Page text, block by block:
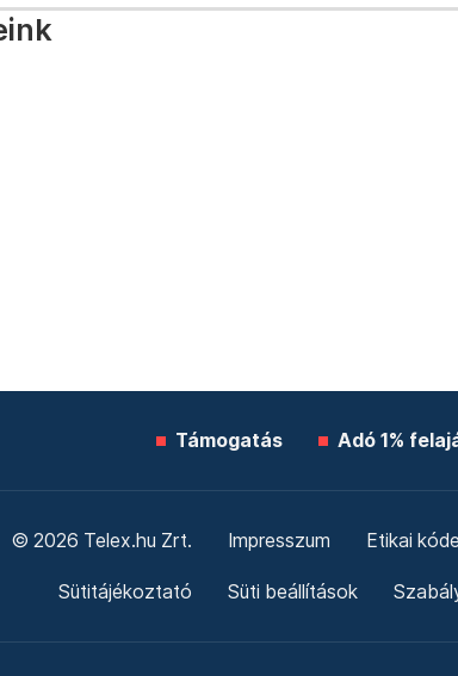
Támogatás Adó 1%
© 2026 Telex.hu Zrt. Impresszum Etikai
Sütitájékoztató Süti beállítások